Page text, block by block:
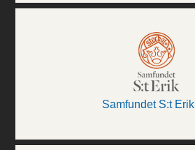
Samfundet S:t Erik